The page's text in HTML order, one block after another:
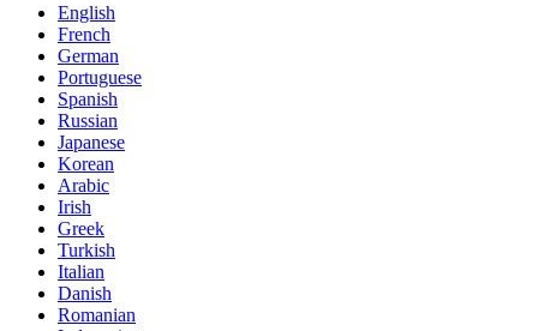
English
French
German
Portuguese
Spanish
Russian
Japanese
Korean
Arabic
Irish
Greek
Turkish
Italian
Danish
Romanian